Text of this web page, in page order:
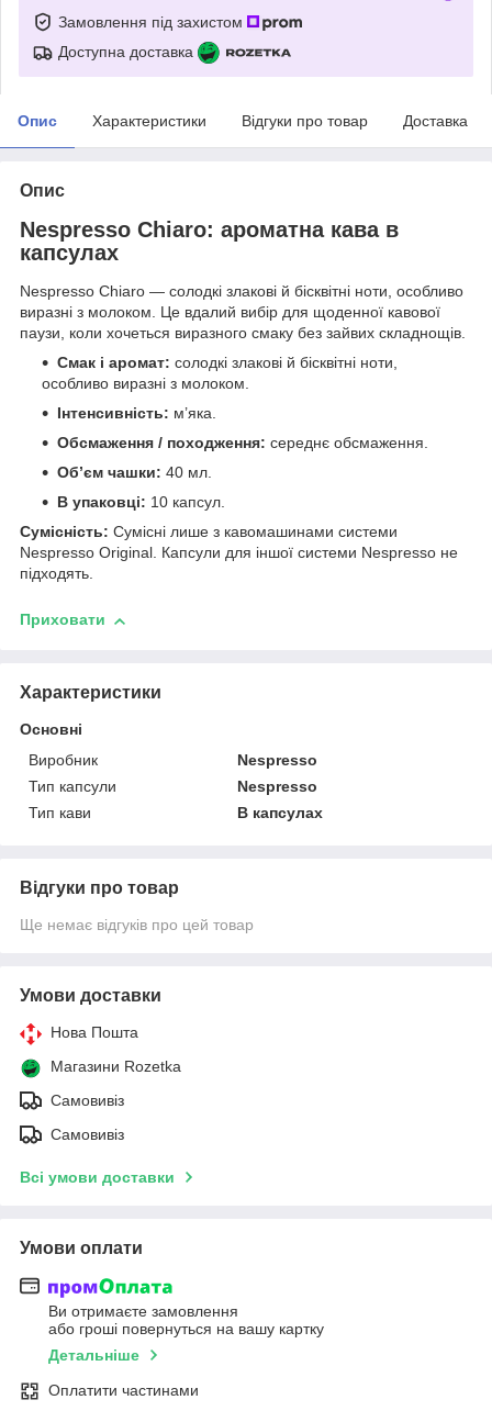
Замовлення під захистом
Доступна доставка
Опис Характеристики Відгуки про товар Доставка
Опис
Nespresso Chiaro: ароматна кава в
капсулах
Nespresso Chiaro — солодкі злакові й бісквітні ноти, особливо
виразні з молоком. Це вдалий вибір для щоденної кавової
паузи, коли хочеться виразного смаку без зайвих складнощів.
Смак і аромат: солодкі злакові й бісквітні ноти,
особливо виразні з молоком.
Інтенсивність: м’яка.
Обсмаження / походження: середнє обсмаження.
Об’єм чашки: 40 мл.
В упаковці: 10 капсул.
Сумісність: Сумісні лише з кавомашинами системи
Nespresso Original. Капсули для іншої системи Nespresso не
підходять.
Приховати
Характеристики
Основні
Виробник
Nespresso
Тип капсули
Nespresso
Тип кави
В капсулах
Відгуки про товар
Ще немає відгуків про цей товар
Умови доставки
Нова Пошта
Магазини Rozetka
Самовивіз
Самовивіз
Всі умови доставки
Умови оплати
Ви отримаєте замовлення
або гроші повернуться на вашу картку
Детальніше
Оплатити частинами